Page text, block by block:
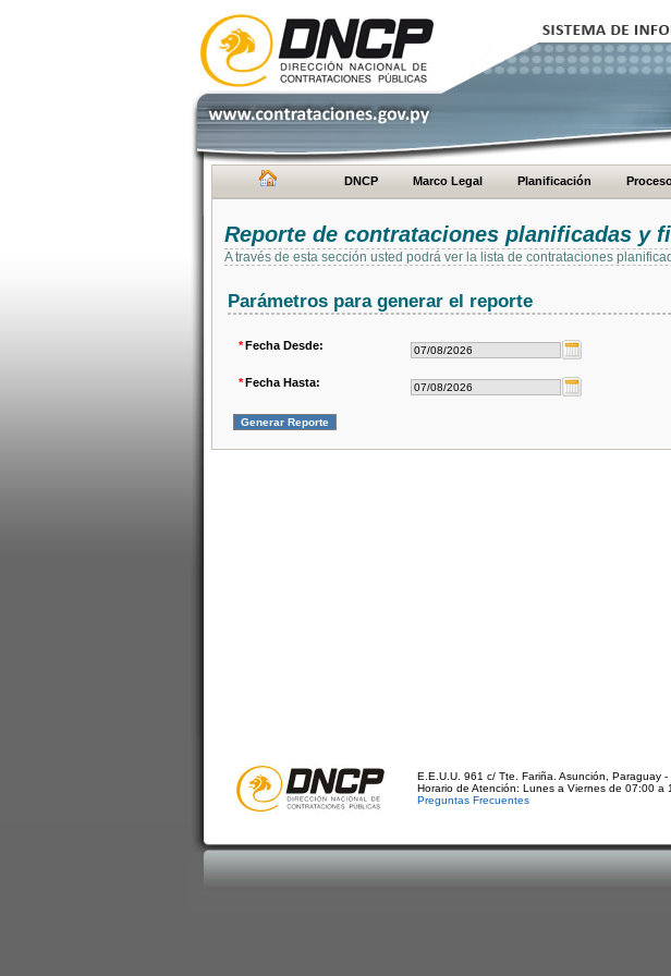
DNCP Marco Legal Planificación
Reporte de contrataciones planificadas y
A través de esta sección usted podrá ver la lista de contrataciones
Parámetros para generar el reporte
*Fecha Desde:
*Fecha Hasta:
E.E.U.U. 961 c/ Tte. Fariña. Asunción, Paraguay
Horario de Atención: Lunes a Viernes de 07:00 a
Preguntas Frecuentes